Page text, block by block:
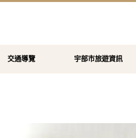
交通導覽 宇部市旅遊資訊